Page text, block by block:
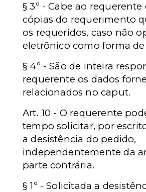
§ 3º - Cabe ao
cópias do requerimento
os requeridos, caso não
eletrônico como forma
§ 4º - São de inteira
requerente os dados
relacionados no caput.
Art. 10 - O requerente
tempo solicitar, por
a desistência do pedido,
independentemente da
parte contrária.
§ 1º - Solicitada a